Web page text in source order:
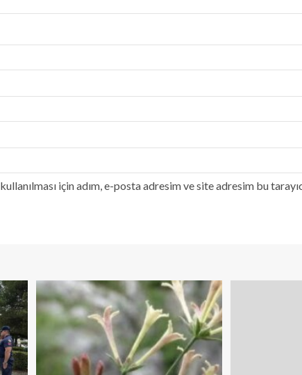
için adım, e-posta adresim ve site adresim bu